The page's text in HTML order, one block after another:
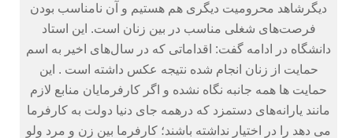
دیگرشاهد محرومیت دیگری هم هستیم و آن نامناسب بودن
فرصت‌های شغلی مناسب در بین زنان است.‏ این استاد
دانشگاه در ادامه گفت: اقداماتی که در سال‌های اخیر به اسم
حمایت از زنان انجام شده نتیجه عکس داشته است . این
حمایت ها همه جانبه نگاه نشده و اگر کارفرمایان منابع لازم
مانند یارانه‌های دستمزد که درهمه جای دنیا دولت به کارفرما
می دهد را در اختیار نداشته باشند؛ کارفرما بین زن و مرد ولو